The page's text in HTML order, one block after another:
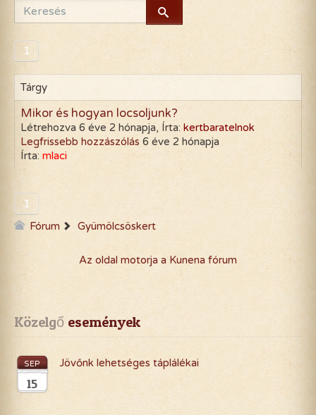
1
Tárgy
Mikor és hogyan locsoljunk?
Létrehozva 6 éve 2 hónapja, Írta: kertbaratelnok
Legfrissebb hozzászólás 6 éve 2 hónapja
Írta: mlaci
1
Fórum
Gyümölcsöskert
Az oldal motorja a Kunena fórum
Közelgő események
SEP
15
Jövőnk lehetséges táplálékai